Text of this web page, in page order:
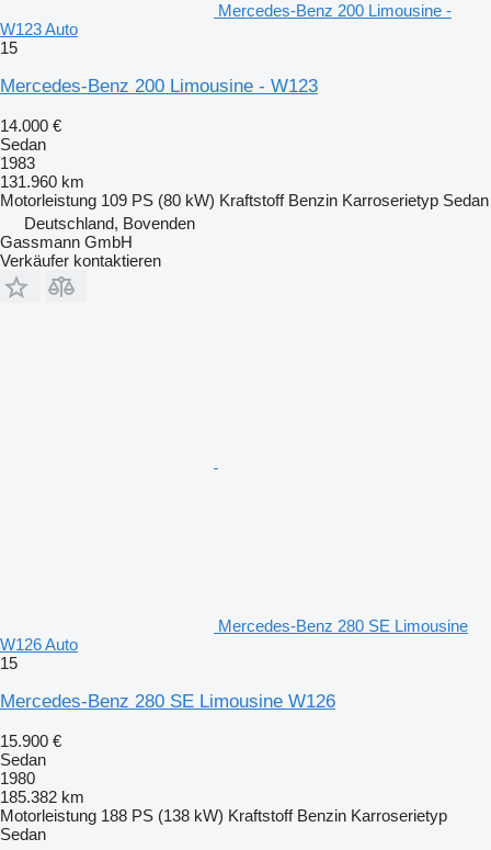
Mercedes-Benz 200 Limousine -
W123 Auto
15
Mercedes-Benz 200 Limousine - W123
14.000 €
Sedan
1983
131.960 km
Motorleistung 109 PS (80 kW) Kraftstoff Benzin Karroserietyp Sedan
Deutschland, Bovenden
Gassmann GmbH
Verkäufer kontaktieren
Mercedes-Benz 280 SE Limousine
W126 Auto
15
Mercedes-Benz 280 SE Limousine W126
15.900 €
Sedan
1980
185.382 km
Motorleistung 188 PS (138 kW) Kraftstoff Benzin Karroserietyp
Sedan